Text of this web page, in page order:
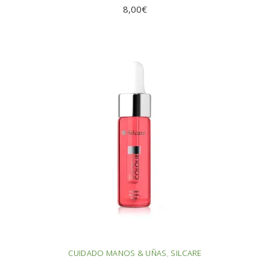
8,00€
CUIDADO MANOS & UÑAS, SILCARE